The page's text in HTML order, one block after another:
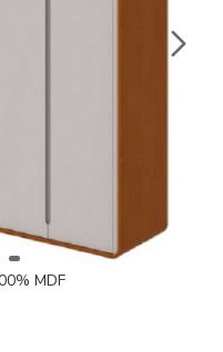
MDF